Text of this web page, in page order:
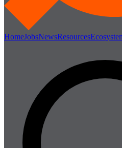
HomeJobsNewsResources